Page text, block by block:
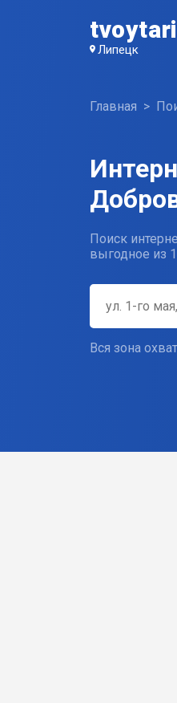
Липецк
Главная
Поиск
выгодное из
Вся зона